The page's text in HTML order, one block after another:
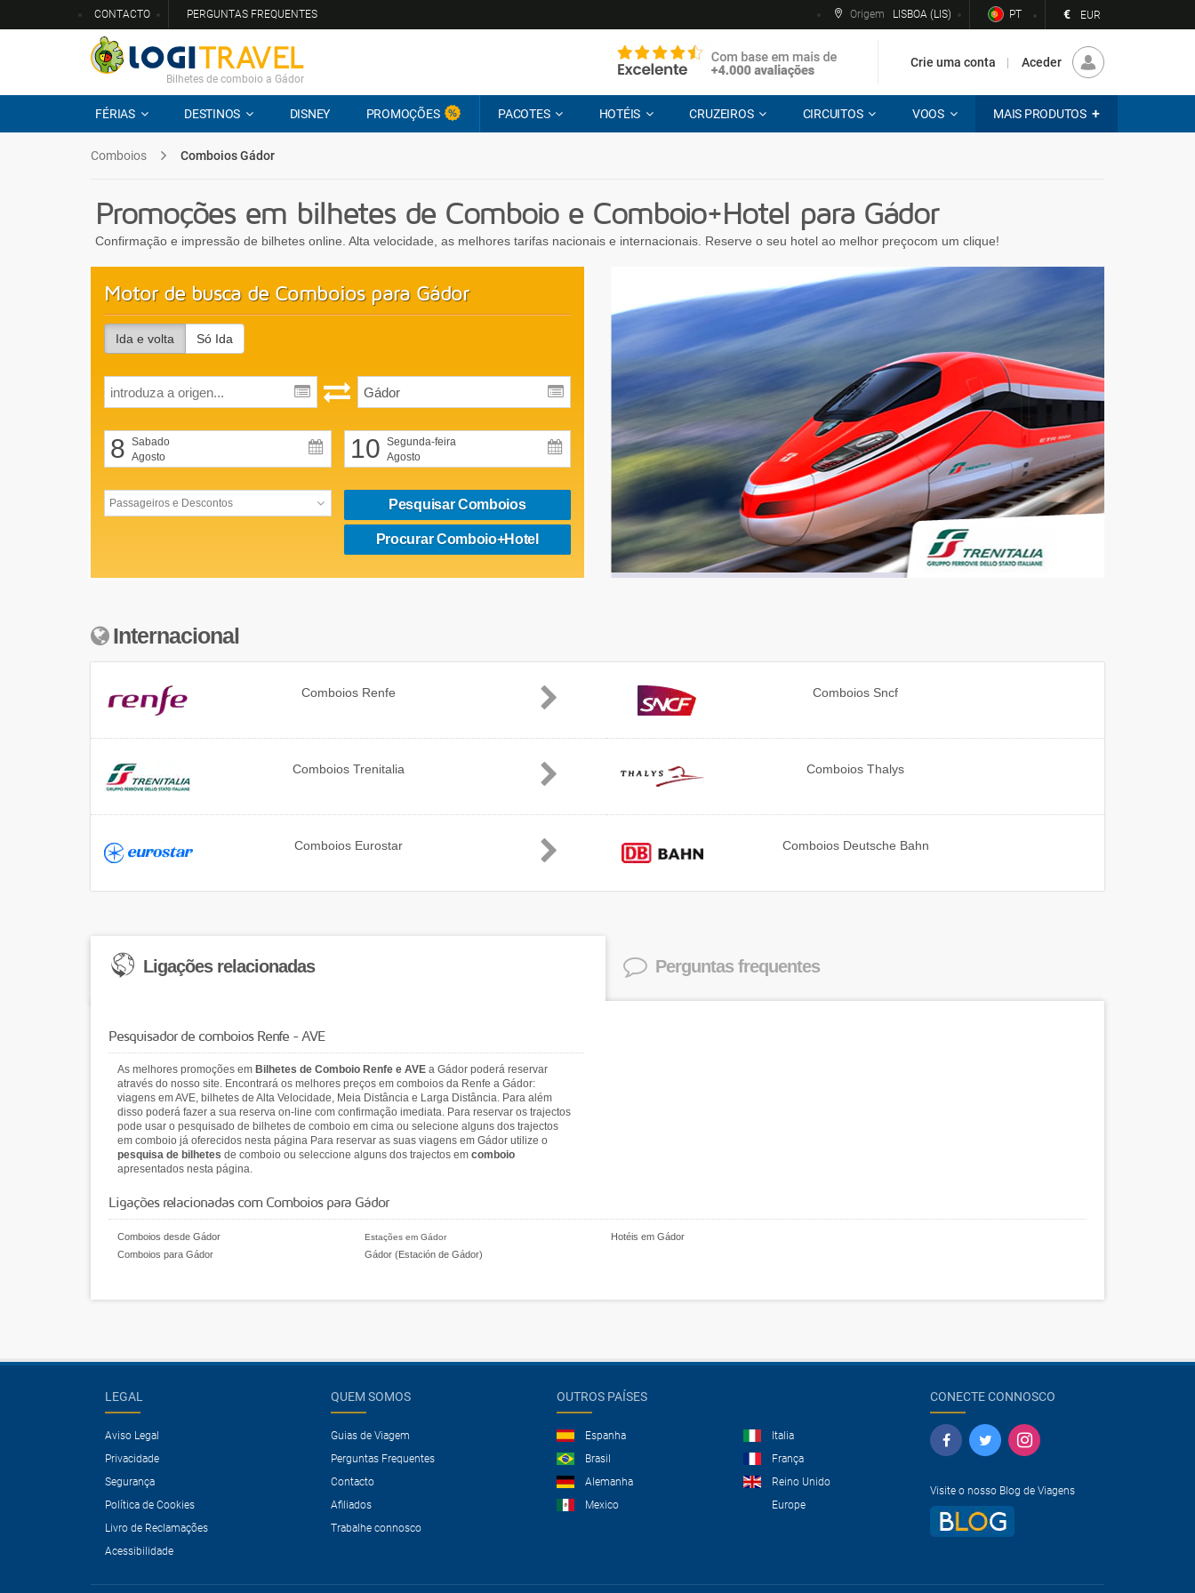
CONTACTO PERGUNTAS FREQUENTES Origem LISBOA (LIS) PT € EUR
Bilhetes de comboio a Gádor
Crie uma conta Aceder
FÉRIAS DESTINOS DISNEY PROMOÇÕES PACOTES HOTÉIS CRUZEIROS CIRCUITOS VOOS MAIS PRODUTOS
Comboios Comboios Gádor
Promoções em bilhetes de Comboio e Comboio+Hotel para Gádor
Confirmação e impressão de bilhetes online. Alta velocidade, as melhores tarifas nacionais e internacionais. Reserve o seu hotel ao melhor preçocom um clique!
Motor de busca de Comboios para Gádor
Ida e volta Só Ida
8 Sabado
Agosto
10 Segunda-feira
Agosto
Pesquisar Comboios
Procurar Comboio+Hotel
Internacional
Comboios Renfe Comboios Sncf
Comboios Trenitalia Comboios Thalys
Comboios Eurostar Comboios Deutsche Bahn
Ligações relacionadas Perguntas frequentes
Pesquisador de comboios Renfe - AVE
As melhores promoções em Bilhetes de Comboio Renfe e AVE a Gádor poderá reservar
através do nosso site. Encontrará os melhores preços em comboios da Renfe a Gádor:
viagens em AVE, bilhetes de Alta Velocidade, Meia Distância e Larga Distância. Para além
disso poderá fazer a sua reserva on-line com confirmação imediata. Para reservar os trajectos
pode usar o pesquisado de bilhetes de comboio em cima ou selecione alguns dos trajectos
em comboio já oferecidos nesta página Para reservar as suas viagens em Gádor utilize o
pesquisa de bilhetes de comboio ou seleccione alguns dos trajectos em comboio
apresentados nesta página.
Ligações relacionadas com Comboios para Gádor
Comboios desde Gádor
Comboios para Gádor
Estações em Gádor
Gádor (Estación de Gádor)
Hotéis em Gádor
LEGAL
Aviso Legal
Privacidade
Segurança
Política de Cookies
Livro de Reclamações
Acessibilidade
QUEM SOMOS
Guias de Viagem
Perguntas Frequentes
Contacto
Afiliados
Trabalhe connosco
OUTROS PAÍSES
Espanha
Italia
Brasil
França
Alemanha
Reino Unido
Mexico
Europe
CONECTE CONNOSCO
Visite o nosso Blog de Viagens